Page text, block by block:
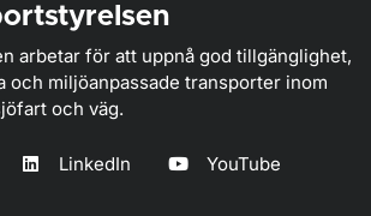
arbetar för att uppnå god tillgänglighet,
och miljöanpassade transporter inom
och väg.
LinkedIn YouTube